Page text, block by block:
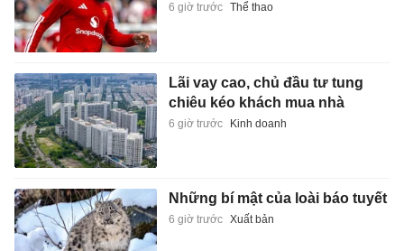
6 giờ trước Thể thao
Lãi vay cao, chủ đầu tư tung
chiêu kéo khách mua nhà
6 giờ trước Kinh doanh
Những bí mật của loài báo tuyết
6 giờ trước Xuất bản